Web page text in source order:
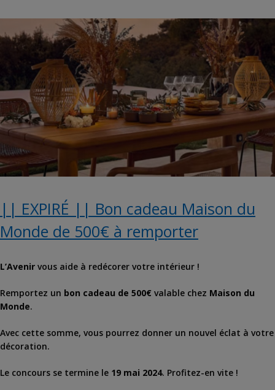
|| EXPIRÉ || Bon cadeau Maison du
Monde de 500€ à remporter
L’Avenir vous aide à redécorer votre intérieur !
Remportez un bon cadeau de 500€ valable chez Maison du
Monde.
Avec cette somme, vous pourrez donner un nouvel éclat à votre
décoration.
Le concours se termine le 19 mai 2024. Profitez-en vite !